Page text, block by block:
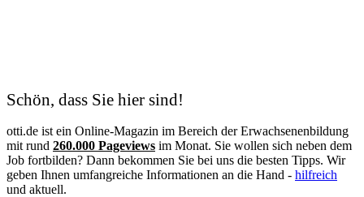
Schön, dass Sie hier sind!
otti.de ist ein Online-Magazin im Bereich der Erwachsenenbildung
mit rund 260.000 Pageviews im Monat. Sie wollen sich neben dem
Job fortbilden? Dann bekommen Sie bei uns die besten Tipps. Wir
geben Ihnen umfangreiche Informationen an die Hand - hilfreich
und aktuell.